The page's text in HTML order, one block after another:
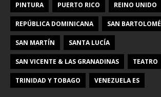
PINTURA PUERTO RICO REINO UNIDO
REPÚBLICA DOMINICANA SAN BARTOLOMÉ
SAN MARTÍN SANTA LUCÍA
SAN VICENTE & LAS GRANADINAS TEATRO
TRINIDAD Y TOBAGO VENEZUELA ES